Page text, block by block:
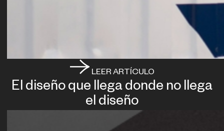
LEER ARTÍCULO
El diseño que llega donde no llega
el diseño